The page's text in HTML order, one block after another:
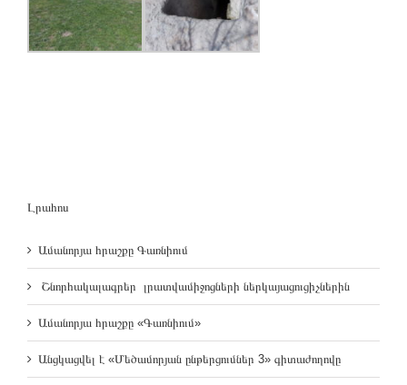
Լրահոս
Ամանորյա հրաշքը Գառնիում
Շնորհակալագրեր լրատվամիջոցների ներկայացուցիչներին
Ամանորյա հրաշքը «Գառնիում»
Անցկացվել է «Մեծամորյան ընթերցումներ 3» գիտաժողովը